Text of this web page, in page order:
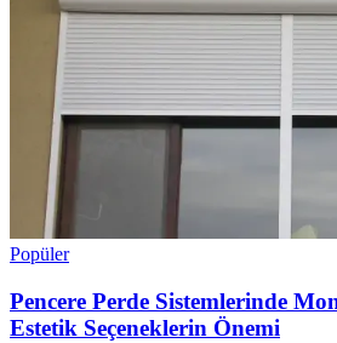
Popüler
Pencere Perde Sistemlerinde
Estetik Seçeneklerin Önemi